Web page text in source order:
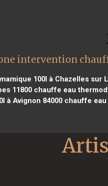
intervention
100l à Chazelles sur
11800 chauffe eau
à Avignon 84000chauffe eau